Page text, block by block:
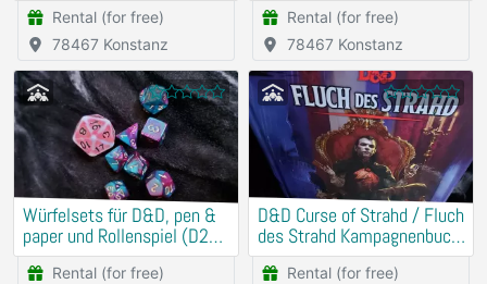
Rental (for free)
78467 Konstanz
Rental (for free)
78467 Konstanz
Würfelsets für D&D, pen &
paper und Rollenspiel (D20
etc.)
Rental (for free)
D&D Curse of Strahd / Fluch
des Strahd Kampagnenbuch
Deutsch mit Würfeln
Rental (for free)